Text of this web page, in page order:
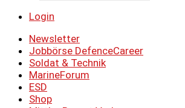
Login
Newsletter
Jobbörse DefenceCareer
Soldat & Technik
MarineForum
ESD
Shop